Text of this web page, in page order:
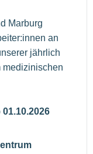
Marburg
an
jährlich
medizinischen
01.10.2026